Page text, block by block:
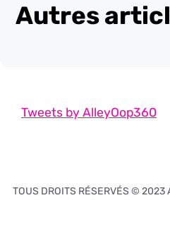
Autres
Tweets by AlleyOop360
TOUS DROITS RÉSERVÉS © 2023